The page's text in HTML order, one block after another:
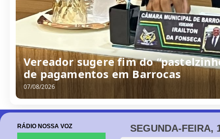
Vereador sugere fim do
de pagamentos em Barrocas
07/08/2026
SEGUNDA-FEIRA,
RÁDIO NOSSA VOZ